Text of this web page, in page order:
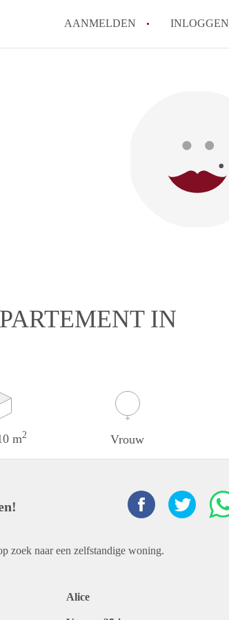
AANMELDEN INLOGGEN
IN
m2 Vrouw
zoek naar een zelfstandige woning.
Alice